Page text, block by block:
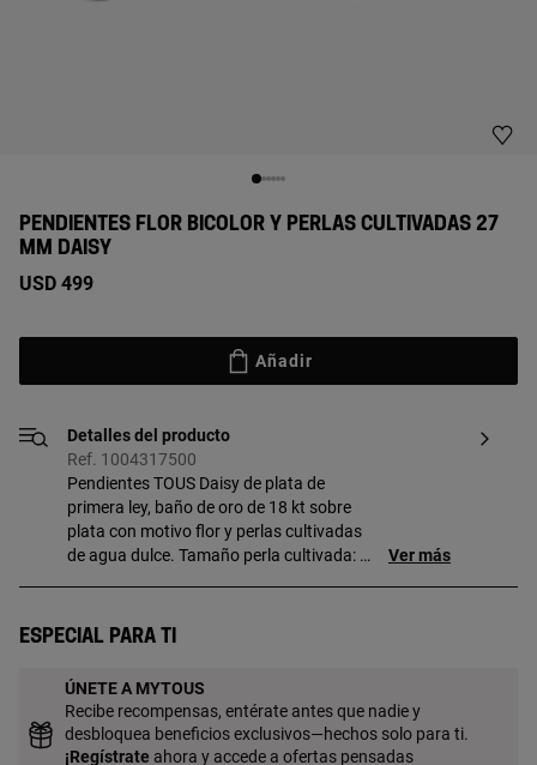
PENDIENTES FLOR BICOLOR Y PERLAS CULTIVADAS 27
MM DAISY
USD 499
Añadir
Detalles del producto
Ref. 1004317500
Pendientes TOUS Daisy de plata de
primera ley, baño de oro de 18 kt sobre
plata con motivo flor y perlas cultivadas
de agua dulce. Tamaño perla cultivada: 7-
de primera ley con baño de oro de 18 a
garantiza una mayor durabilidad de la
joya.
Ver más
Especial para ti
ÚNETE A MYTOUS
Recibe recompensas, entérate antes que nadie y
desbloquea beneficios exclusivos—hechos solo para ti.
¡Regístrate ahora y accede a ofertas pensadas